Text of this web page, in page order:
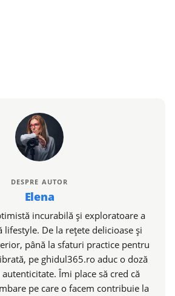
DESPRE AUTOR
Elena
incurabilă și exploratoare a
lifestyle. De la rețete delicioase și
până la sfaturi practice pentru
pe ghidul365.ro aduc o doză
Îmi place să cred că
pe care o facem contribuie la